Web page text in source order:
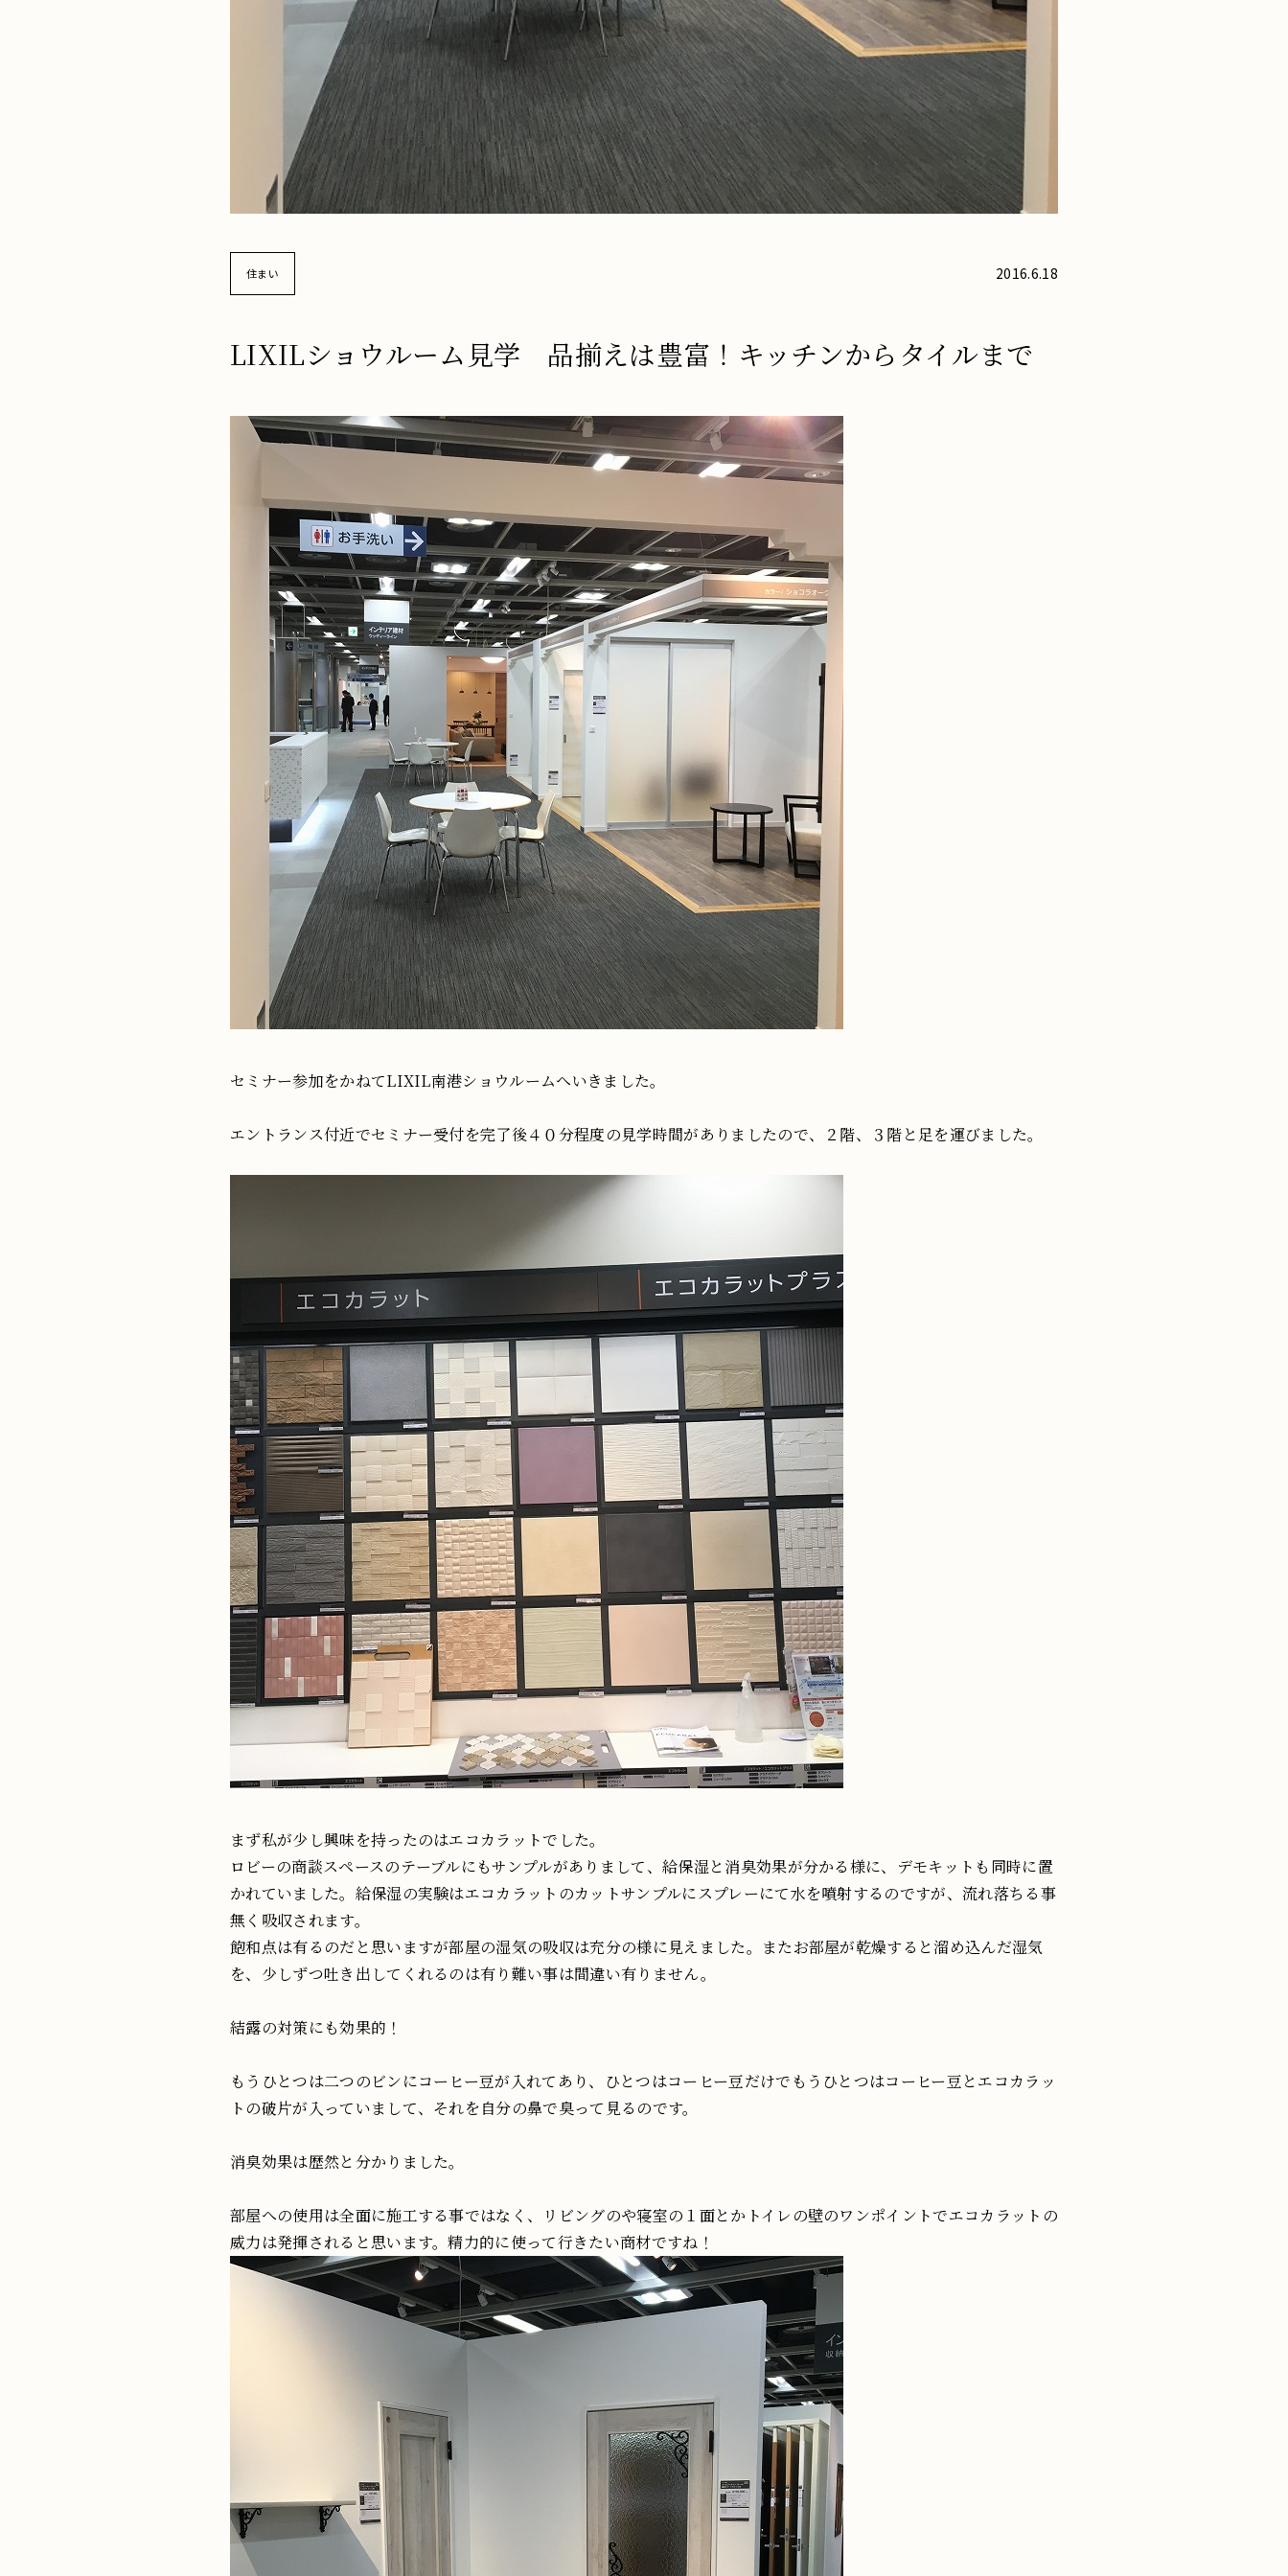
住まい 2016.6.18
LIXILショウルーム見学 品揃えは豊富！キッチンからタイルまで
セミナー参加をかねてLIXIL南港ショウルームへいきました。
エントランス付近でセミナー受付を完了後４０分程度の見学時間がありましたので、２階、３階と足を運びました。
まず私が少し興味を持ったのはエコカラットでした。
ロビーの商談スペースのテーブルにもサンプルがありまして、給保湿と消臭効果が分かる様に、デモキットも同時に置
かれていました。給保湿の実験はエコカラットのカットサンプルにスプレーにて水を噴射するのですが、流れ落ちる事
無く吸収されます。
飽和点は有るのだと思いますが部屋の湿気の吸収は充分の様に見えました。またお部屋が乾燥すると溜め込んだ湿気
を、少しずつ吐き出してくれるのは有り難い事は間違い有りません。
結露の対策にも効果的！
もうひとつは二つのビンにコーヒー豆が入れてあり、ひとつはコーヒー豆だけでもうひとつはコーヒー豆とエコカラッ
トの破片が入っていまして、それを自分の鼻で臭って見るのです。
消臭効果は歴然と分かりました。
部屋への使用は全面に施工する事ではなく、リビングのや寝室の１面とかトイレの壁のワンポイントでエコカラットの
威力は発揮されると思います。精力的に使って行きたい商材ですね！